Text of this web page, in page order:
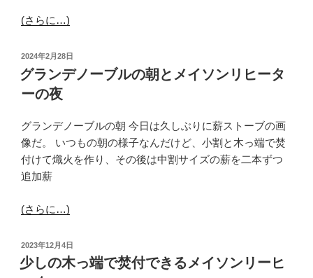
(さらに…)
投
稿
日:
2024年2月28日
グランデノーブルの朝とメイソンリヒータ
ーの夜
グランデノーブルの朝 今日は久しぶりに薪ストーブの画
像だ。 いつもの朝の様子なんだけど、小割と木っ端で焚
付けて熾火を作り、その後は中割サイズの薪を二本ずつ
追加薪
(さらに…)
投
稿
日:
2023年12月4日
少しの木っ端で焚付できるメイソンリーヒ